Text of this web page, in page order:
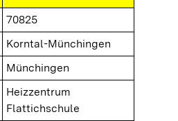
70825
Korntal-Münchingen
Münchingen
Heizzentrum
Flattichschule